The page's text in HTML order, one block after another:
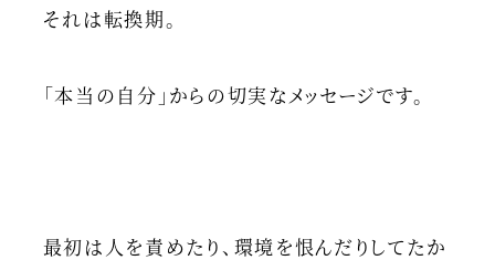
それは転換期。
「本当の自分」からの切実なメッセージです。
最初は人を責めたり、環境を恨んだりしてたか